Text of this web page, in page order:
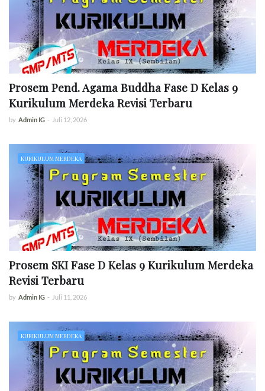
Prosem Pend. Agama Buddha Fase D Kelas 9
Kurikulum Merdeka Revisi Terbaru
by Admin IG - Juli 12, 2026
KURIKULUM MERDEKA
Prosem SKI Fase D Kelas 9 Kurikulum Merdeka
Revisi Terbaru
by Admin IG - Juli 11, 2026
KURIKULUM MERDEKA